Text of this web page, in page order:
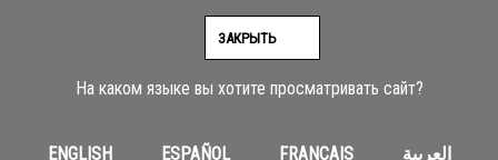
На каком языке вы хотите просматривать сайт?
ENGLISH ESPAÑOL FRANÇAIS
العربية
ЗАКРЫТЬ